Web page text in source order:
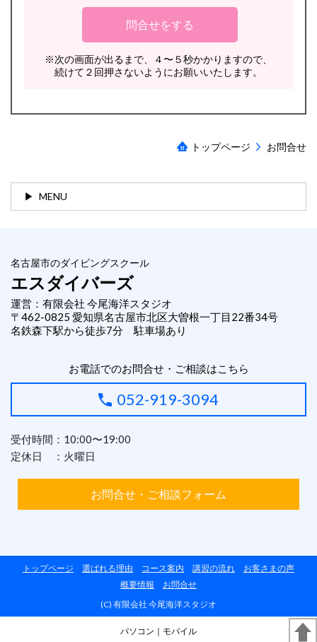
※次の画面が出るまで、４〜５秒かかりますので、
続けて２回押さないようにお願いいたします。
トップページ お問合せ
MENU
名古屋市のダイビングスクール
エスダイバーズ
運営：有限会社 今尾海洋スタジオ
〒462-0825 愛知県名古屋市北区大曽根一丁目22番34号
名鉄森下駅から徒歩7分 駐車場あり
お電話でのお問合せ・ご相談はこちら
052-919-3094
受付時間：10:00〜19:00
定休日 ：火曜日
お問合せ・ご相談フォーム
(C) 有限会社 今尾海洋スタジオ
トップページ 選ばれる理由 コース案内 講習の流れ
お客さまの声
概要情報
お問合せ
パソコン ｜モバイル